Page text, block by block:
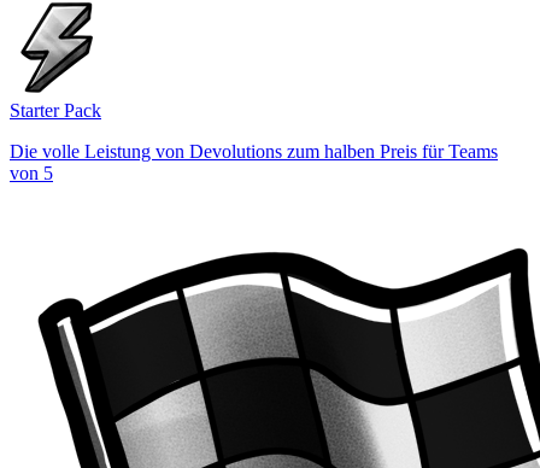
Starter Pack
Die volle Leistung von Devolutions zum halben Preis für Teams
von 5